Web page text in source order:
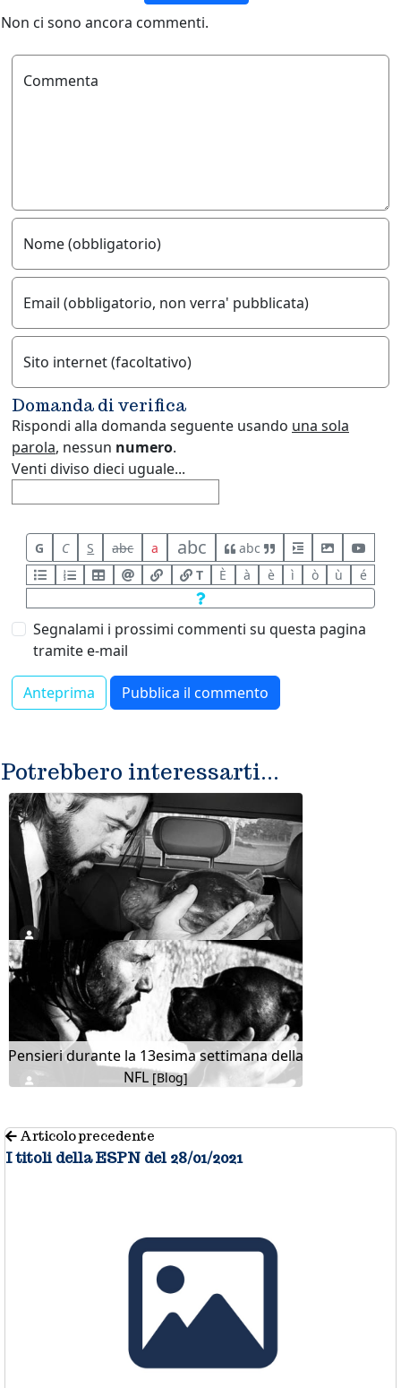
Non ci sono ancora commenti.
Commenta
Nome (obbligatorio)
Email (obbligatorio, non verra' pubblicata)
Sito internet (facoltativo)
Domanda di verifica
Rispondi alla domanda seguente usando una sola
parola, nessun numero.
Venti diviso dieci uguale...
G C S abc a abc
abc
T
È à è ì ò ù é
Segnalami i prossimi commenti su questa pagina
tramite e-mail
Potrebbero interessarti...
Pensieri durante la 13esima settimana della
NFL [Blog]
Articolo precedente
I titoli della ESPN del 28/01/2021